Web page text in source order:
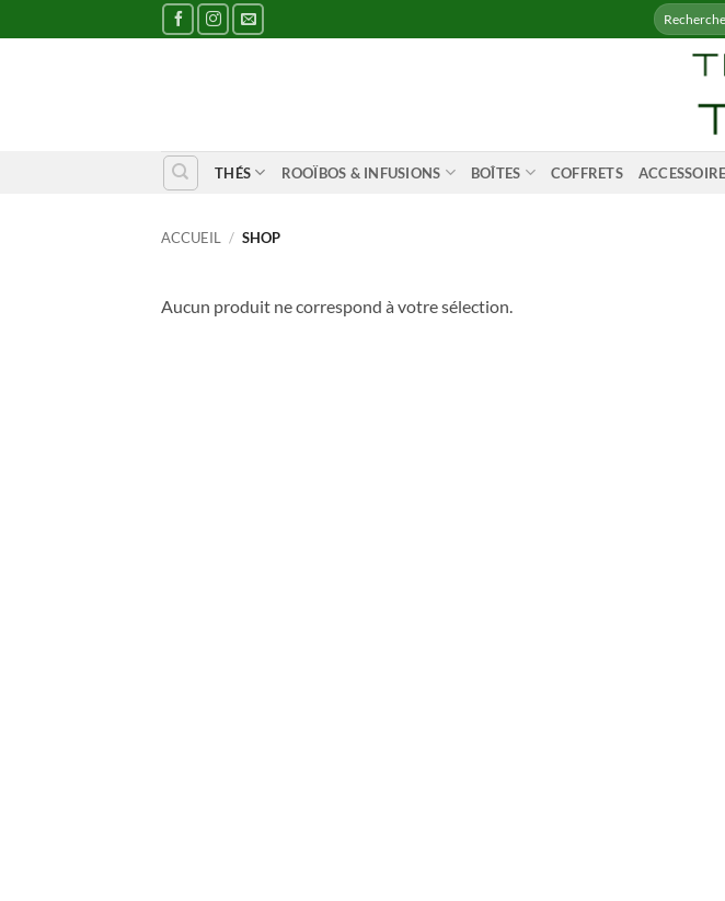
au
Recherche
pour :
THÉS ROOÏBOS & INFUSIONS BOÎTES COFFRETS
ACCUEIL / SHOP
Aucun produit ne correspond à votre sélection.